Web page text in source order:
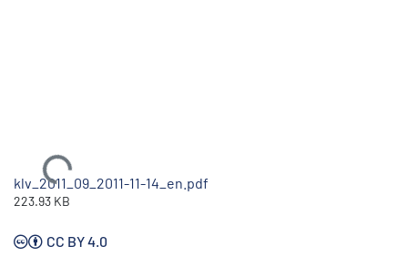
Ladataan...
klv_2011_09_2011-11-14_en.pdf
223.93 KB
CC BY 4.0